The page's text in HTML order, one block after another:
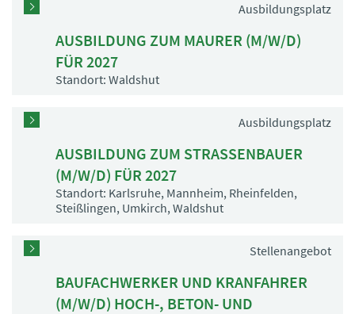
Ausbildungsplatz
AUSBILDUNG ZUM MAURER (M/W/D)
FÜR 2027
Standort: Waldshut
Ausbildungsplatz
AUSBILDUNG ZUM STRASSENBAUER
(M/W/D) FÜR 2027
Standort: Karlsruhe, Mannheim, Rheinfelden,
Steißlingen, Umkirch, Waldshut
Stellenangebot
BAUFACHWERKER UND KRANFAHRER
(M/W/D) HOCH-, BETON- UND